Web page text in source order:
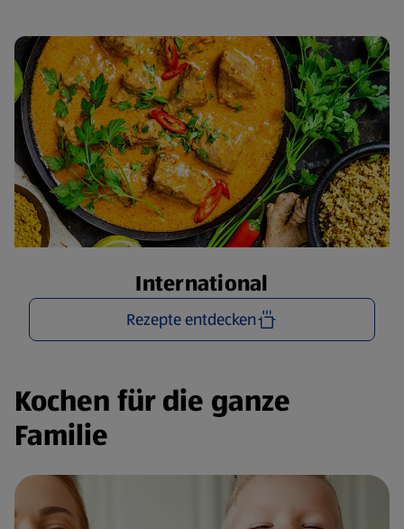
International
Rezepte entdecken
Kochen für die ganze
Familie